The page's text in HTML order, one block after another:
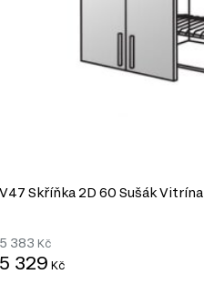
Skříňka 2D 60 Sušák Vitrína
383 Kč
329 Kč